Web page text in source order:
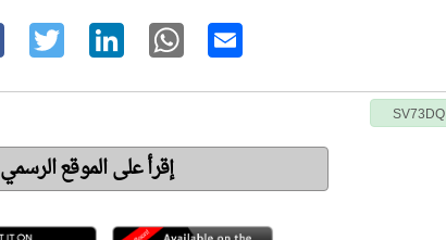
SV73DQ
إقرأ على الموقع الرسمي